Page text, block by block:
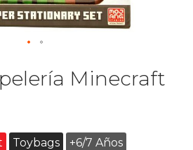
Minecraft
Toybags +6/7 Años